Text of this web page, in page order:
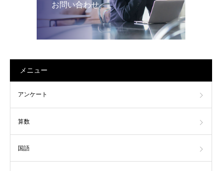
お問い合わせ
メニュー
アンケート
算数
国語